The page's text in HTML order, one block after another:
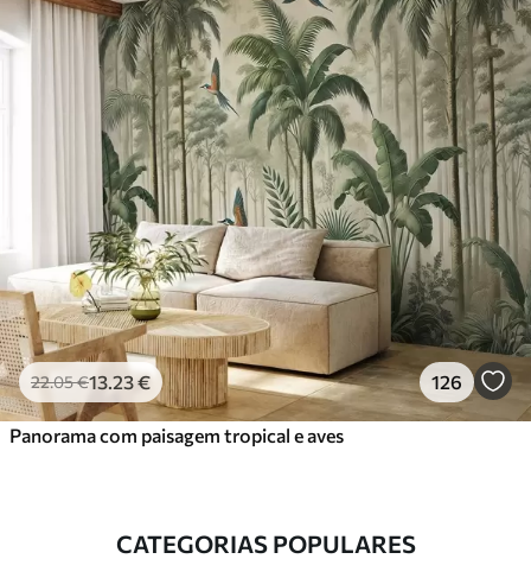
22.05€13 .23€ 126
Panorama com paisagem tropical e aves
CATEGORIAS POPULARES